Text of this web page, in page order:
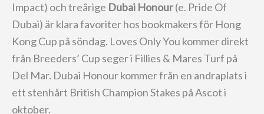
Impact) och treårige Dubai Honour(e. Pride Of
Dubai) är klara favoriter hos bookmakers för Hong
Kong Cup på söndag. Loves Only You kommer direkt
från Breeders’ Cup seger i Fillies & Mares Turf på
Del Mar. Dubai Honour kommer från en andraplats i
ett stenhårt British Champion Stakes på Ascot i
oktober.